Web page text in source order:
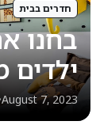
בבית
את
August 7,
•4 זמן קריאה